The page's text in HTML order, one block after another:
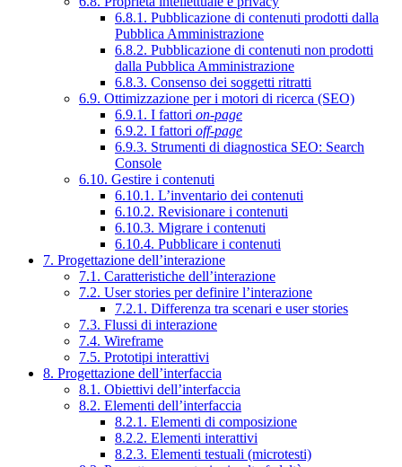
6.8.1. Pubblicazione di contenuti prodotti dalla
Pubblica Amministrazione
6.8.2. Pubblicazione di contenuti non prodotti
dalla Pubblica Amministrazione
6.8.3. Consenso dei soggetti ritratti
6.9. Ottimizzazione per i motori di ricerca (SEO)
6.9.1. I fattori on-page
6.9.2. I fattori off-page
6.9.3. Strumenti di diagnostica SEO: Search
Console
6.10. Gestire i contenuti
6.10.1. L’inventario dei contenuti
6.10.2. Revisionare i contenuti
6.10.3. Migrare i contenuti
6.10.4. Pubblicare i contenuti
7. Progettazione dell’interazione
7.1. Caratteristiche dell’interazione
7.2. User stories per definire l’interazione
7.2.1. Differenza tra scenari e user stories
7.3. Flussi di interazione
7.4. Wireframe
7.5. Prototipi interattivi
8. Progettazione dell’interfaccia
8.1. Obiettivi dell’interfaccia
8.2. Elementi dell’interfaccia
8.2.1. Elementi di composizione
8.2.2. Elementi interattivi
8.2.3. Elementi testuali (microtesti)